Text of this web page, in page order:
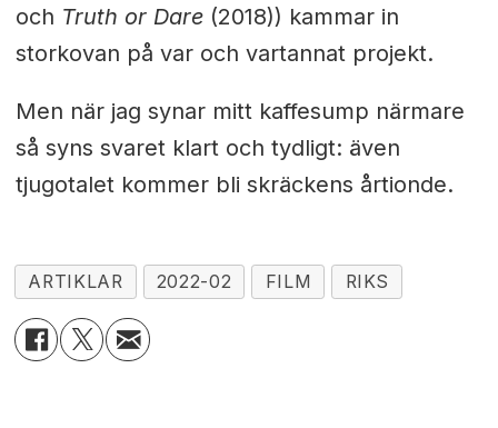
och Truth or Dare(2018)) kammar in
storkovan på var och vartannat projekt.
Men när jag synar mitt kaffesump närmare
så syns svaret klart och tydligt: även
tjugotalet kommer bli skräckens årtionde.
ARTIKLAR 2022-02 FILM RIKS